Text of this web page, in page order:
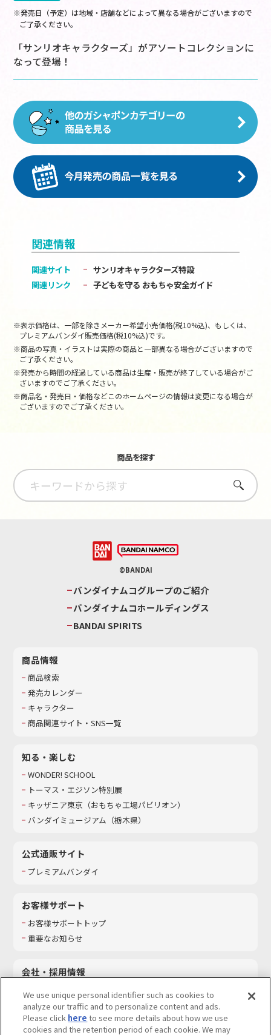
※発売日（予定）は地域・店舗などによって異なる場合がございますので
ご了承ください。
「サンリオキャラクターズ」がアソートコレクションに
なって登場！
関連情報
関連サイト
サンリオキャラクターズ特設
関連リンク
子どもを守る おもちゃ安全ガイド
※表示価格は、一部を除きメーカー希望小売価格(税10%込)、もしくは、
プレミアムバンダイ販売価格(税10%込)です。
※商品の写真・イラストは実際の商品と一部異なる場合がございますので
ご了承ください。
※発売から時間の経過している商品は生産・販売が終了している場合がご
ざいますのでご了承ください。
※商品名・発売日・価格などこのホームページの情報は変更になる場合が
ございますのでご了承ください。
商品を探す
さがす
©BANDAI
バンダイナムコグループのご紹介
バンダイナムコホールディングス
BANDAI SPIRITS
商品情報
商品検索
発売カレンダー
キャラクター
商品関連サイト・SNS一覧
知る・楽しむ
WONDER! SCHOOL
トーマス・エジソン特別展
キッザニア東京（おもちゃ工場パビリオン）​
バンダイミュージアム（栃木県）
公式通販サイト
プレミアムバンダイ
お客様サポート
お客様サポートトップ
重要なお知らせ
会社・採用情報
採用情報
サステナビリティ
We use unique personal identifier such as cookies to
analyze our traffic and to personalize content and ads.
Please click here to see more details about how we use
cookies and the retention period of each cookie. We may